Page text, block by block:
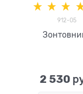
912-05
2 530